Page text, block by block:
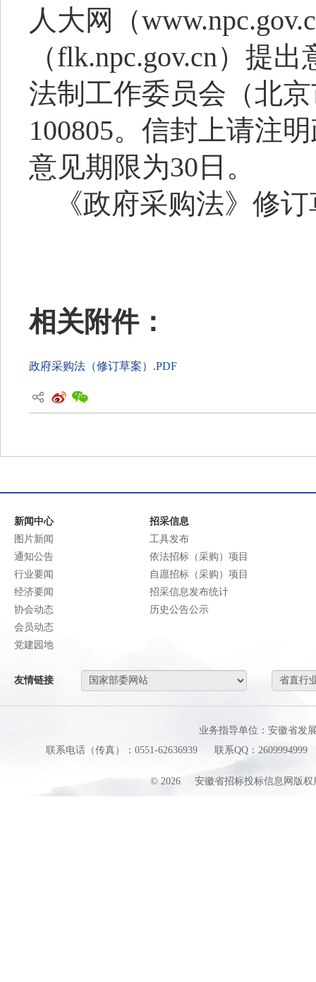
人大网（
（flk.npc.gov.cn）提
法制工作委员会（北
100805。信封上请注
意见期限为30日。
《政府采购法》修
相关附件：
政府采购法（修订草案）.PDF
新闻中心
图片新闻
通知公告
行业要闻
经济要闻
协会动态
会员动态
党建园地
招采信息
工具发布
依法招标（采购）项目
自愿招标（采购）项目
招采信息发布统计
历史公告公示
友情链接
业务指导单位：安徽省发
联系电话（传真）：0551-62636939
联系QQ：2609994999
© 2026 安徽省招标投标信息网版